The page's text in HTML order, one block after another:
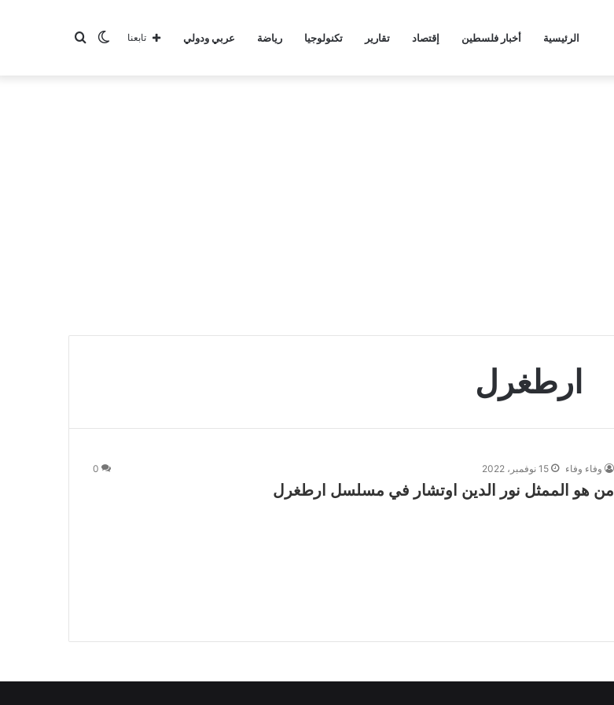
الرئيسية أخبار فلسطين إقتصاد تقارير تكنولوجيا رياضة عربي ودولي بحثالوضع تابعنا
ارطغرل
وفاء وفاء 15 نوفمبر، 2022 0
من هو الممثل نور الدين اوتشار في مسلسل ارطغرل